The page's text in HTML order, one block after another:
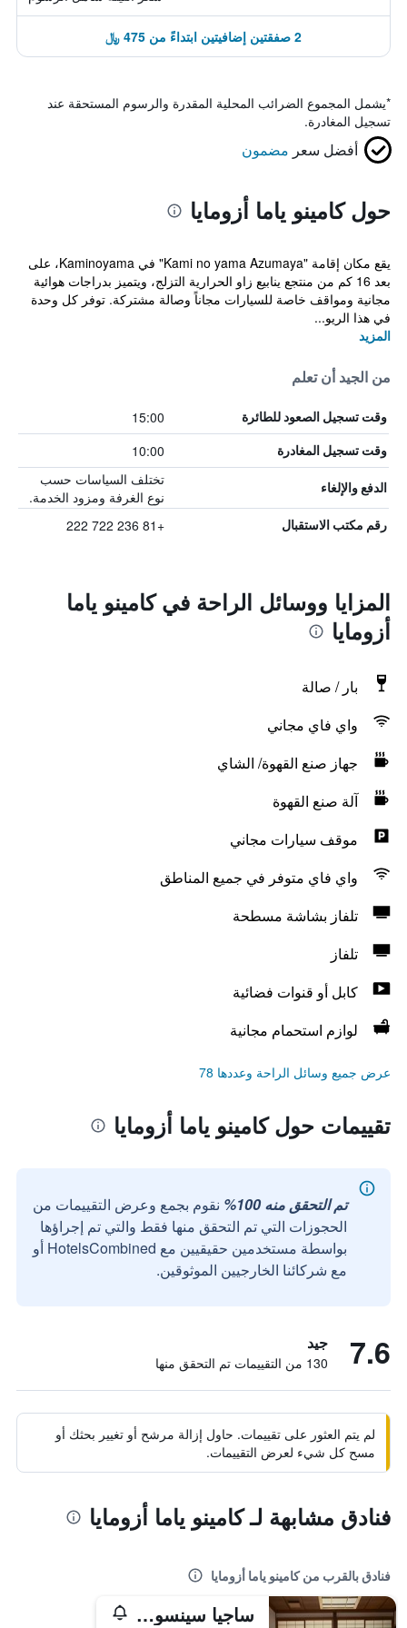
2 صفقتين إضافيتين ابتداءً من 475 ﷼
*يشمل المجموع الضرائب المحلية المقدرة والرسوم المستحقة عند
تسجيل المغادرة.
أفضل سعر مضمون
حول كامينو ياما أزومايا
يقع مكان إقامة "Kami no yama Azumaya" في Kaminoyama، على
بعد 16 كم من منتجع ينابيع زاو الحرارية التزلج، ويتميز بدراجات هوائية
مجانية ومواقف خاصة للسيارات مجاناً وصالة مشتركة. توفر كل وحدة
في هذا الريو...
المزيد
من الجيد أن تعلم
وقت تسجيل الصعود للطائرة 15:00
وقت تسجيل المغادرة 10:00
الدفع والإلغاء
تختلف السياسات حسب
نوع الغرفة ومزود الخدمة.
رقم مكتب الاستقبال +81 236 722 222
المزايا ووسائل الراحة في كامينو ياما
أزومايا
بار / صالة
واي فاي مجاني
جهاز صنع القهوة/ الشاي
آلة صنع القهوة
موقف سيارات مجاني
واي فاي متوفر في جميع المناطق
تلفاز بشاشة مسطحة
تلفاز
كابل أو قنوات فضائية
لوازم استحمام مجانية
عرض جميع وسائل الراحة وعددها 78
تقييمات حول كامينو ياما أزومايا
تم التحقق منه 100%
نقوم بجمع وعرض التقييمات من
الحجوزات التي تم التحقق منها فقط والتي تم إجراؤها
بواسطة مستخدمين حقيقيين مع HotelsCombined أو
مع شركائنا الخارجيين الموثوقين.
7.6 جيد
130 من التقييمات تم التحقق منها
لم يتم العثور على تقييمات. حاول إزالة مرشح أو تغيير بحثك أو
مسح كل شيء لعرض التقييمات.
فنادق مشابهة لـ كامينو ياما أزومايا
فنادق بالقرب من كامينو ياما أزومايا
ساجيا سينسوراي